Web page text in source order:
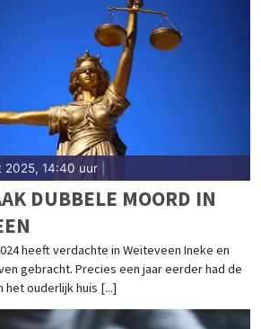
2025, 14:40 uur
DUBBELE MOORD IN
heeft verdachte in Weiteveen Ineke en
gebracht. Precies een jaar eerder had de
het ouderlijk huis [...]